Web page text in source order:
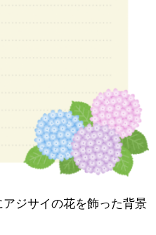
ジサイの花を飾った背景